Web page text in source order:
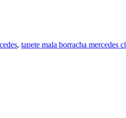
, tapete mala borracha mercedes cl